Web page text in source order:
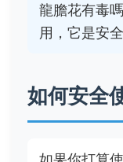
龍膽花有毒
用，它是安
如何安全